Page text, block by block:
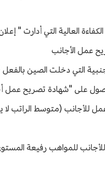
العالية التي أدارت "
عمل الأجانب
التي دخلت الصين
على "شهادة تصريح عمل
للأجانب (متوسط الراتب